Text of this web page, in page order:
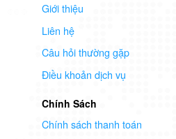
Giới thiệu
Liên hệ
Câu hỏi thường gặp
Điều khoản dịch vụ
Chính Sách
Chính sách thanh toán